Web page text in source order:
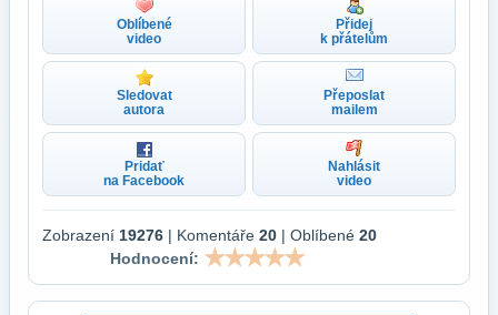
Oblíbené
video
Přidej
k přátelům
Sledovat
autora
Přeposlat
mailem
Pridať
na Facebook
Nahlásit
video
Zobrazení 19276 | Komentáře 20 | Oblíbené 20
Hodnocení: